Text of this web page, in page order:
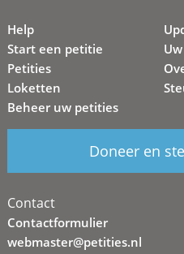
Help
Start een petitie
Petities
Loketten
Beheer uw petities
Doneer en
Contact
Contactformulier
webmaster@petities.nl